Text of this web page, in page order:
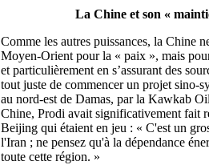
La Chine et son «
Comme les autres puissances, la Chine
Moyen-Orient pour la « paix », mais
et particulièrement en s’assurant des
tout juste de commencer un projet sino-
au nord-est de Damas, par la Kawkab
Chine, Prodi avait significativement fait
Beijing qui étaient en jeu : « C'est un
l'Iran ; ne pensez qu'à la dépendance
toute cette région. »